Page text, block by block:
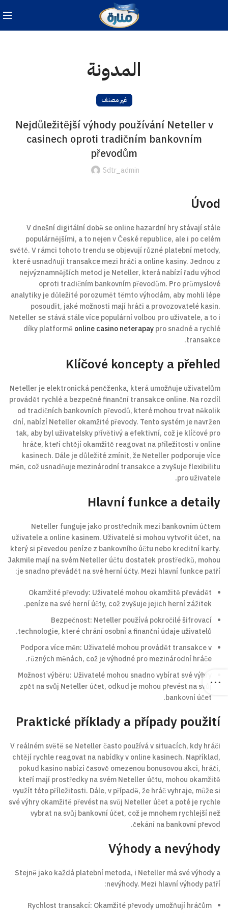
المدونة
غير مصنف
Nejdůležitější výhody používání Neteller v
casinech oproti tradičním bankovním
převodům
Sdtr_admin
Úvod
V dnešní digitální době se online hazardní hry stávají stále
populárnějšími, a to nejen v České republice, ale i po celém
světě. V rámci tohoto trendu se objevují různé platební metody,
které usnadňují transakce mezi hráči a online kasiny. Jednou z
nejvýznamnějších metod je Neteller, která nabízí řadu výhod
oproti tradičním bankovním převodům. Pro průmyslové
analytiky je důležité porozumět těmto výhodám, aby mohli lépe
posoudit, jaké možnosti mají hráči a provozovatelé kasin.
Neteller se stává stále více populární volbou pro uživatele, a to i
díky platformě online casino neterapaypro snadné a rychlé
transakce.
Klíčové koncepty a přehled
Neteller je elektronická peněženka, která umožňuje uživatelům
provádět rychlé a bezpečné finanční transakce online. Na rozdíl
od tradičních bankovních převodů, které mohou trvat několik
dní, nabízí Neteller okamžité převody. Tento systém je navržen
tak, aby byl uživatelsky přívětivý a efektivní, což je klíčové pro
hráče, kteří chtějí okamžitě reagovat na příležitosti v online
kasinech. Dále je důležité zmínit, že Neteller podporuje více
měn, což usnadňuje mezinárodní transakce a zvyšuje flexibilitu
pro uživatele.
Hlavní funkce a detaily
Neteller funguje jako prostředník mezi bankovním účtem
uživatele a online kasinem. Uživatelé si mohou vytvořit účet, na
který si převedou peníze z bankovního účtu nebo kreditní karty.
Jakmile mají na svém Neteller účtu dostatek prostředků, mohou
je snadno převádět na své herní účty. Mezi hlavní funkce patří:
Okamžité převody: Uživatelé mohou okamžitě převádět
peníze na své herní účty, což zvyšuje jejich herní zážitek.
Bezpečnost: Neteller používá pokročilé šifrovací
technologie, které chrání osobní a finanční údaje uživatelů.
Podpora více měn: Uživatelé mohou provádět transakce v
různých měnách, což je výhodné pro mezinárodní hráče.
Možnost výběru: Uživatelé mohou snadno vybírat své výhry
zpět na svůj Neteller účet, odkud je mohou převést na svůj
bankovní účet.
Praktické příklady a případy použití
V reálném světě se Neteller často používá v situacích, kdy hráči
chtějí rychle reagovat na nabídky v online kasinech. Například,
pokud kasino nabízí časově omezenou bonusovou akci, hráči,
kteří mají prostředky na svém Neteller účtu, mohou okamžitě
využít této příležitosti. Dále, v případě, že hráč vyhraje, může si
své výhry okamžitě převést na svůj Neteller účet a poté je rychle
vybrat na svůj bankovní účet, což je mnohem rychlejší než
čekání na bankovní převod.
Výhody a nevýhody
Stejně jako každá platební metoda, i Neteller má své výhody a
nevýhody. Mezi hlavní výhody patří:
Rychlost transakcí: Okamžité převody umožňují hráčům